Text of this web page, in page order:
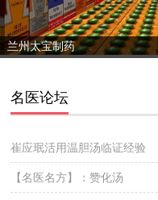
兰州太宝制药
名医论坛
崔应珉活用温胆汤临证经验
【名医名方】：赞化汤